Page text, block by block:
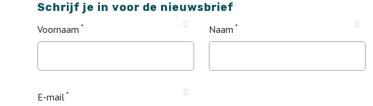
Schrijf je in voor de nieuwsbrief
Voornaam Naam
E-mail